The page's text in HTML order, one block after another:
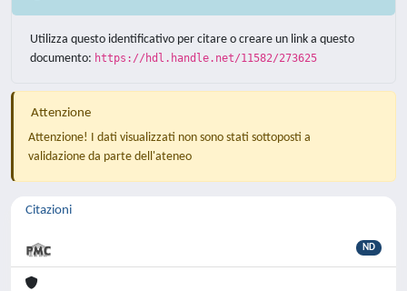
Utilizza questo identificativo per citare o creare un link a questo
documento: https://hdl.handle.net/11582/273625
Attenzione
Attenzione! I dati visualizzati non sono stati sottoposti a
validazione da parte dell'ateneo
Citazioni
ND